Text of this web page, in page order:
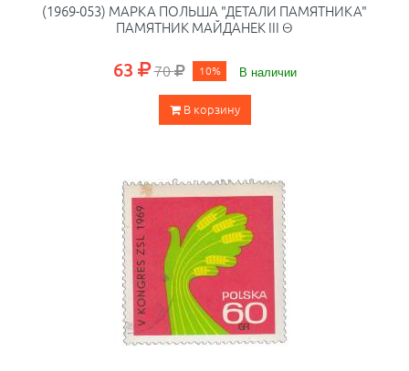
(1969-053) МАРКА ПОЛЬША "ДЕТАЛИ ПАМЯТНИКА"
ПАМЯТНИК МАЙДАНЕК III Θ
63 70 10% В наличии
В корзину